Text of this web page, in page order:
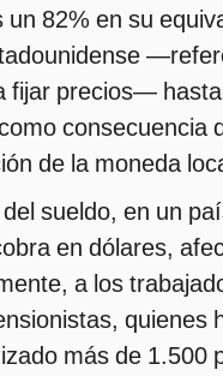
un 82% en su
fijar precios—
consecuencia
de la moneda
sueldo, en un
en dólares,
a los
quienes
más de 1.500